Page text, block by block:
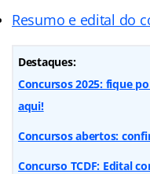
Resumo e edital do
Destaques:
Concursos 2025: fique
aqui!
Concursos abertos:
Concurso TCDF: Edital